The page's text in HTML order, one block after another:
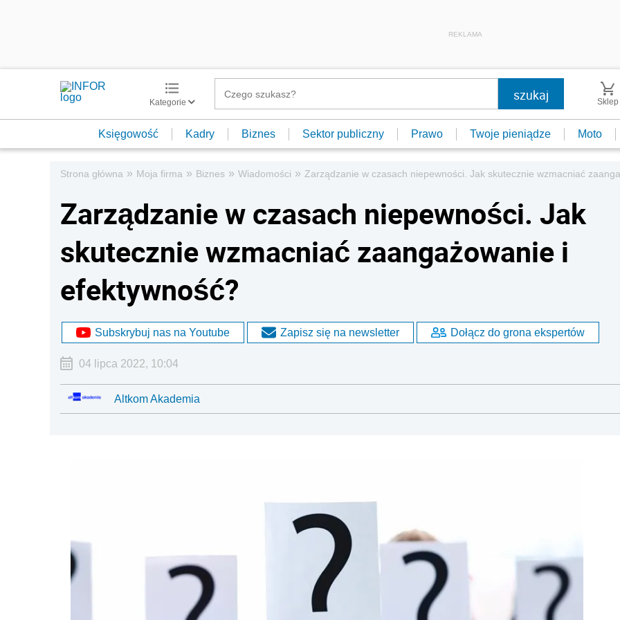
REKLAMA
Kategorie Sklep
Księgowość Kadry Biznes Sektor publiczny Prawo Twoje pieniądze Moto
Strona główna » Moja firma » Biznes » Wiadomości » Zarządzanie w czasach niepewności. Jak skutecznie wzmacniać
Zarządzanie w czasach niepewności. Jak
skutecznie wzmacniać zaangażowanie i
efektywność?
Subskrybuj nas na Youtube Zapisz się na newsletter Dołącz do grona ekspertów
04 lipca 2022, 10:04
Altkom Akademia